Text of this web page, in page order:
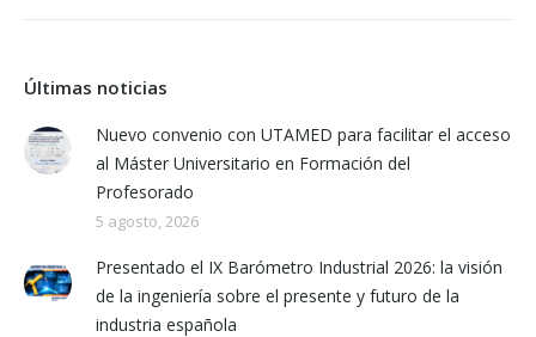
Últimas noticias
Nuevo convenio con UTAMED para facilitar el acceso
al Máster Universitario en Formación del
Profesorado
5 agosto, 2026
Presentado el IX Barómetro Industrial 2026: la visión
de la ingeniería sobre el presente y futuro de la
industria española